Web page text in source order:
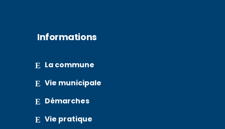
Informations
La commune
Vie municipale
Démarches
Vie pratique